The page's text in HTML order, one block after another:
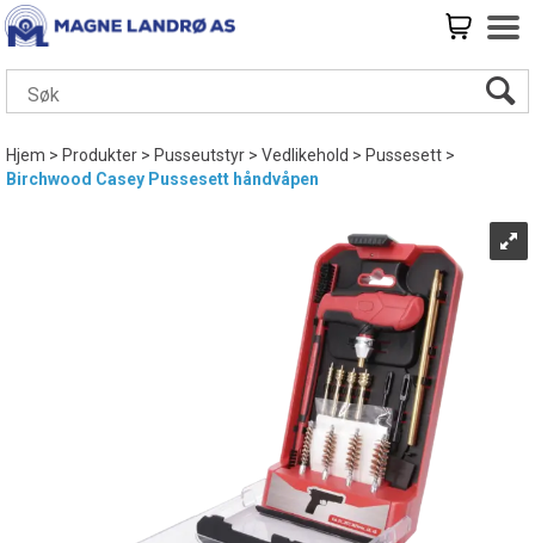
Hjem>Produkter>Pusseutstyr>Vedlikehold>Pussesett>
Birchwood Casey Pussesett håndvåpen